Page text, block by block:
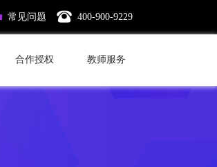
常见问题 400-900-9229
合作授权 教师服务